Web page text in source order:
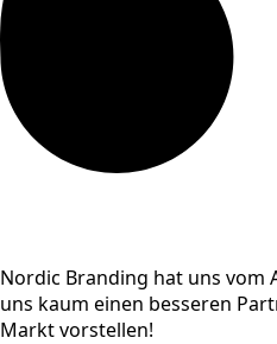
Nordic Branding hat uns vom
uns kaum einen besseren
Markt vorstellen!